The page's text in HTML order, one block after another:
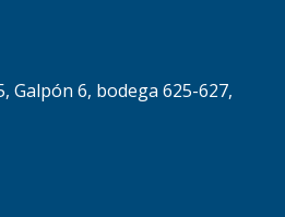
Galpón 6, bodega 625-627,